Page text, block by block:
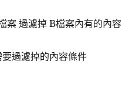
案 過濾掉 B檔案內有的內容
過濾掉的內容條件